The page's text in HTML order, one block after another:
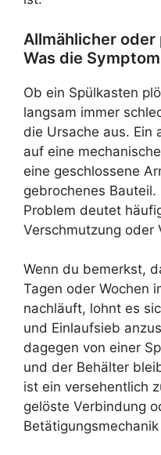
Allmählicher
Was die
Ob ein Spülkasten
langsam immer
die Ursache aus. Ein
auf eine
eine geschlossene
gebrochenes Bauteil.
Problem deutet
Verschmutzung oder
Wenn du bemerkst,
Tagen oder Wochen
nachläuft, lohnt es
und Einlaufsieb
dagegen von einer
und der Behälter
ist ein versehentlich
gelöste Verbindung